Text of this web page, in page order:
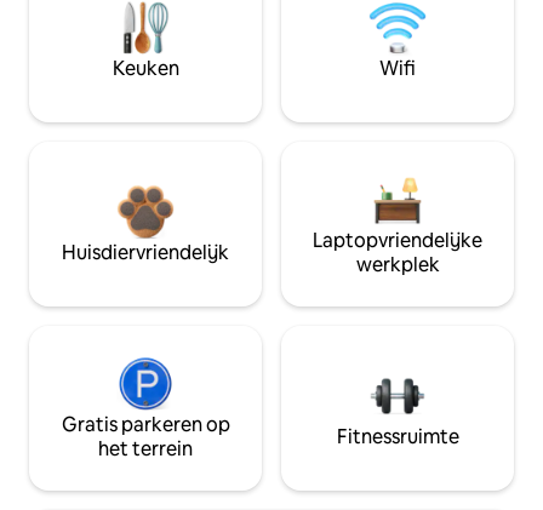
Keuken Wifi
Huisdiervriendelijk
Laptopvriendelijke
werkplek
Gratis parkeren op
het terrein
Fitnessruimte